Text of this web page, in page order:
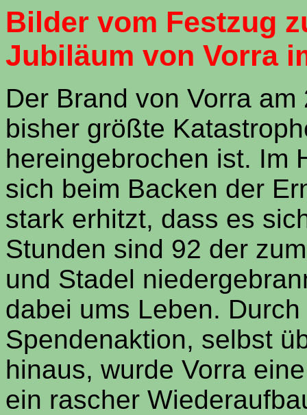
Bilder vom Festzug
Jubiläum von Vorra
Der Brand von Vorra
bisher größte
hereingebrochen ist. Im
sich beim Backen der
stark erhitzt, dass es
Stunden sind 92 der
und Stadel
dabei ums Leben.
Spendenaktion, selbst
hinaus, wurde Vorra
ein rascher